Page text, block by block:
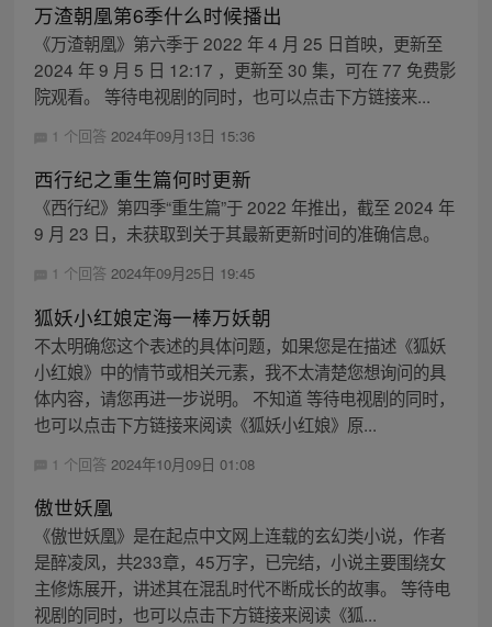
万渣朝凰第6季什么时候播出
《万渣朝凰》第六季于 2022 年 4 月 25 日首映，更新至
2024 年 9 月 5 日 12:17 ，更新至 30 集，可在 77 免费影
院观看。 等待电视剧的同时，也可以点击下方链接来...
1 个回答 2024年09月13日 15:36
西行纪之重生篇何时更新
《西行纪》第四季“重生篇”于 2022 年推出，截至 2024 年
9 月 23 日，未获取到关于其最新更新时间的准确信息。
1 个回答 2024年09月25日 19:45
狐妖小红娘定海一棒万妖朝
不太明确您这个表述的具体问题，如果您是在描述《狐妖
小红娘》中的情节或相关元素，我不太清楚您想询问的具
体内容，请您再进一步说明。 不知道 等待电视剧的同时，
也可以点击下方链接来阅读《狐妖小红娘》原...
1 个回答 2024年10月09日 01:08
傲世妖凰
《傲世妖凰》是在起点中文网上连载的玄幻类小说，作者
是醉凌凤，共233章，45万字，已完结，小说主要围绕女
主修炼展开，讲述其在混乱时代不断成长的故事。 等待电
视剧的同时，也可以点击下方链接来阅读《狐...